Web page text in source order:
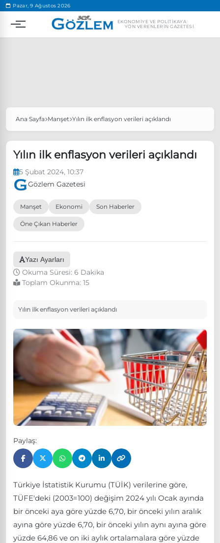
Pazar, 9 Ağustos 2026
EKONOMIYE VE POLITIKAYA
YÖN VERENLERIN GAZETESI
Popüler Aramalar
Özgür Özel, Ekrem İmamoğlu’nu ziyaret edecek
Ünlü çift bir etkinliğe daha katılmama kararı aldı
Ana Sayfa Manşet Yılın ilk enflasyon verileri açıklandı
Yılın ilk enflasyon verileri açıklandı
5 Şubat 2024, 10:37
Gözlem Gazetesi
Manşet Ekonomi Son Haberler
Öne Çıkan Haberler
Yazı Ayarları
Okuma Süresi: 6 Dakika
Toplam Okunma: 15
Yılın ilk enflasyon verileri açıklandı
Paylaş:
Türkiye İstatistik Kurumu (TÜİK) verilerine göre,
TÜFE'deki (2003=100) değişim 2024 yılı Ocak ayında
bir önceki aya göre yüzde 6,70, bir önceki yılın aralık
ayına göre yüzde 6,70, bir önceki yılın aynı ayına göre
yüzde 64,86 ve on iki aylık ortalamalara göre yüzde